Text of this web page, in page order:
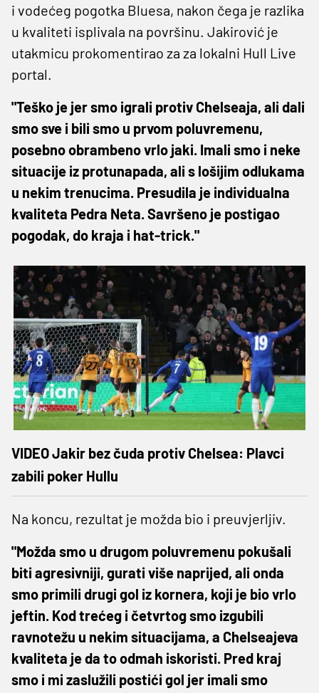
i vodećeg pogotka Bluesa, nakon čega je razlika
u kvaliteti isplivala na površinu. Jakirović je
utakmicu prokomentirao za za lokalni Hull Live
portal.
"Teško je jer smo igrali protiv Chelseaja, ali dali
smo sve i bili smo u prvom poluvremenu,
posebno obrambeno vrlo jaki. Imali smo i neke
situacije iz protunapada, ali s lošijim odlukama
u nekim trenucima. Presudila je individualna
kvaliteta Pedra Neta. Savršeno je postigao
pogodak, do kraja i hat-trick."
VIDEO Jakir bez čuda protiv Chelsea: Plavci
zabili poker Hullu
Na koncu, rezultat je možda bio i preuvjerljiv.
"Možda smo u drugom poluvremenu pokušali
biti agresivniji, gurati više naprijed, ali onda
smo primili drugi gol iz kornera, koji je bio vrlo
jeftin. Kod trećeg i četvrtog smo izgubili
ravnotežu u nekim situacijama, a Chelseajeva
kvaliteta je da to odmah iskoristi. Pred kraj
smo i mi zaslužili postići gol jer imali smo